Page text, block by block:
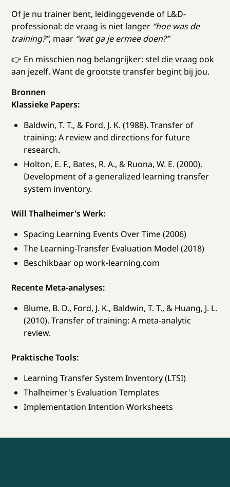
Of je nu trainer bent, leidinggevende of L&D-
professional: de vraag is niet langer “hoe was de
training?”, maar “wat ga je ermee doen?”
👉 En misschien nog belangrijker: stel die vraag ook
aan jezelf. Want de grootste transfer begint bij jou.
Bronnen
Klassieke Papers:
Baldwin, T. T., & Ford, J. K. (1988). Transfer of
training: A review and directions for future
research.
Holton, E. F., Bates, R. A., & Ruona, W. E. (2000).
Development of a generalized learning transfer
system inventory.
Will Thalheimer's Werk:
Spacing Learning Events Over Time (2006)
The Learning-Transfer Evaluation Model (2018)
Beschikbaar op work-learning.com
Recente Meta-analyses:
Blume, B. D., Ford, J. K., Baldwin, T. T., & Huang, J. L.
(2010). Transfer of training: A meta-analytic
review.
Praktische Tools:
Learning Transfer System Inventory (LTSI)
Thalheimer's Evaluation Templates
Implementation Intention Worksheets